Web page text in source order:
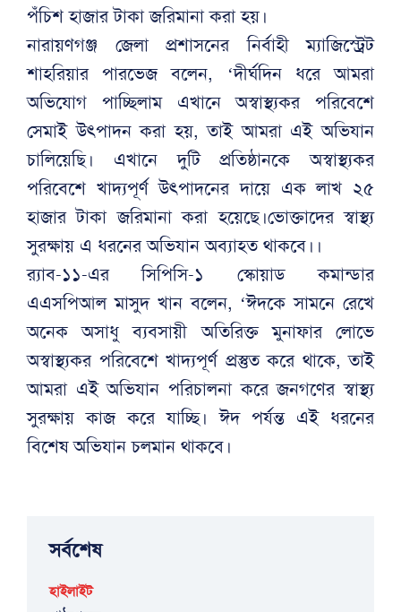
পঁচিশ হাজার টাকা জরিমানা করা হয়।
নারায়ণগঞ্জ জেলা প্রশাসনের নির্বাহী ম্যাজিস্ট্রেট
শাহরিয়ার পারভেজ বলেন, ‘দীর্ঘদিন ধরে আমরা
অভিযোগ পাচ্ছিলাম এখানে অস্বাস্থ্যকর পরিবেশে
সেমাই উৎপাদন করা হয়, তাই আমরা এই অভিযান
চালিয়েছি। এখানে দুটি প্রতিষ্ঠানকে অস্বাস্থ্যকর
পরিবেশে খাদ্যপূর্ণ উৎপাদনের দায়ে এক লাখ ২৫
হাজার টাকা জরিমানা করা হয়েছে।ভোক্তাদের স্বাস্থ্য
সুরক্ষায় এ ধরনের অভিযান অব্যাহত থাকবে।।
র‍্যাব-১১-এর সিপিসি-১ স্কোয়াড কমান্ডার
এএসপিআল মাসুদ খান বলেন, ‘ঈদকে সামনে রেখে
অনেক অসাধু ব্যবসায়ী অতিরিক্ত মুনাফার লোভে
অস্বাস্থ্যকর পরিবেশে খাদ্যপূর্ণ প্রস্তুত করে থাকে, তাই
আমরা এই অভিযান পরিচালনা করে জনগণের স্বাস্থ্য
সুরক্ষায় কাজ করে যাচ্ছি। ঈদ পর্যন্ত এই ধরনের
বিশেষ অভিযান চলমান থাকবে।
সর্বশেষ
হাইলাইট